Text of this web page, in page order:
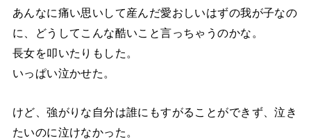
あんなに痛い思いして産んだ愛おしいはずの我が子なの
に、どうしてこんな酷いこと言っちゃうのかな。
長女を叩いたりもした。
いっぱい泣かせた。
けど、強がりな自分は誰にもすがることができず、泣き
たいのに泣けなかった。